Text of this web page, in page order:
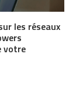
les réseaux
votre